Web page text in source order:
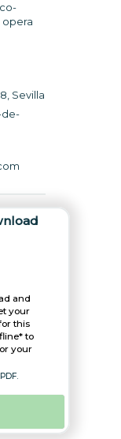
Sevilla
de-
and
your
this
to
your